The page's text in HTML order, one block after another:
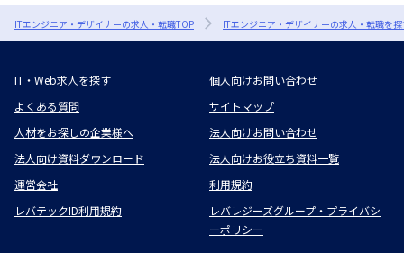
ITエンジニア・デザイナーの求人・転職TOP ITエンジニア・デザイナーの求人・転職を
IT・Web求人を探す
個人向けお問い合わせ
よくある質問
サイトマップ
人材をお探しの企業様へ
法人向けお問い合わせ
法人向け資料ダウンロード
法人向けお役立ち資料一覧
運営会社
利用規約
レバテックID利用規約
レバレジーズグループ・プライバシ
ーポリシー